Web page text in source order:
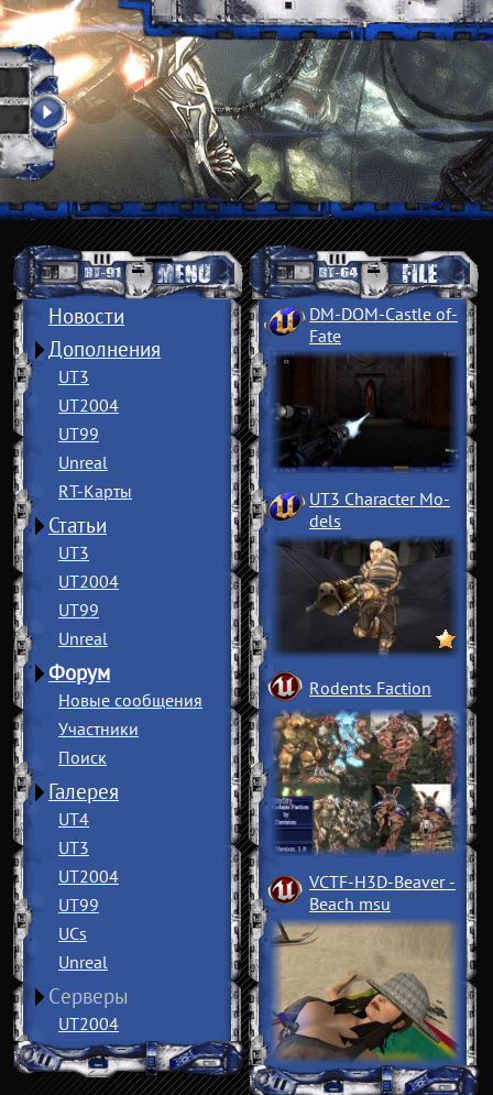
Новости
Дополнения
UT3
UT2004
UT99
Unreal
RT-Карты
Статьи
UT3
UT2004
UT99
Unreal
Форум
Новые сообщения
Участники
Поиск
Галерея
UT4
UT3
UT2004
UT99
UCs
Unreal
Серверы
UT2004
DM-DOM-Castle of­
Fate
UT3 Character Mo­
dels
Rodents Faction
VCTF-H3D-Beaver ­
Beach msu